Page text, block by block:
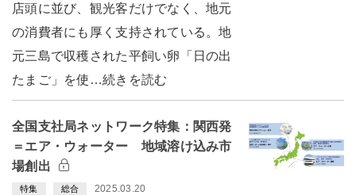
店頭に並び、観光客だけでなく、地元
の消費者にも厚く支持されている。地
元三島で収穫された平飼い卵「日の出
たまご」を使…続きを読む
全国支社局ネットワーク特集：関西発
＝エア・ウォーター 地域溶け込み市
場創出
特集 総合 2025.03.20